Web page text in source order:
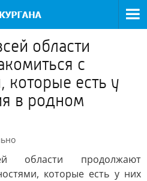
области
с
которые есть у
в родном
области продолжают
которые есть у них